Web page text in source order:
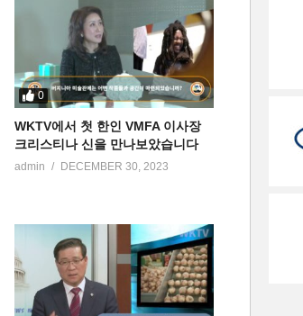
0
WKTV에서 첫 한인 VMFA 이사장
크리스티나 신을 만나보았습니다
admin DECEMBER 30, 2023